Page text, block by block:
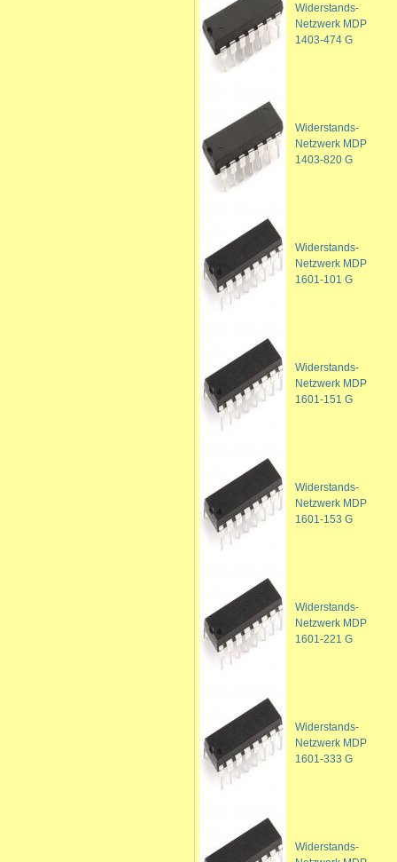
Widerstands-
Netzwerk MDP
1403-474 G
Widerstands-
Netzwerk MDP
1403-820 G
Widerstands-
Netzwerk MDP
1601-101 G
Widerstands-
Netzwerk MDP
1601-151 G
Widerstands-
Netzwerk MDP
1601-153 G
Widerstands-
Netzwerk MDP
1601-221 G
Widerstands-
Netzwerk MDP
1601-333 G
Widerstands-